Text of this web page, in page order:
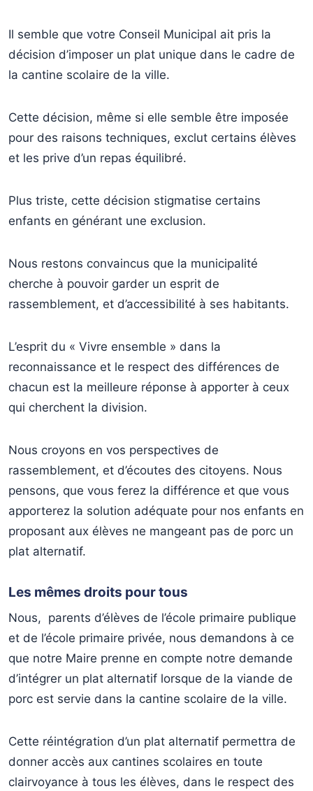
Il semble que votre Conseil Municipal ait pris la
décision d’imposer un plat unique dans le cadre de
la cantine scolaire de la ville.
Cette décision, même si elle semble être imposée
pour des raisons techniques, exclut certains élèves
et les prive d’un repas équilibré.
Plus triste, cette décision stigmatise certains
enfants en générant une exclusion.
Nous restons convaincus que la municipalité
cherche à pouvoir garder un esprit de
rassemblement, et d’accessibilité à ses habitants.
L’esprit du « Vivre ensemble » dans la
reconnaissance et le respect des différences de
chacun est la meilleure réponse à apporter à ceux
qui cherchent la division.
Nous croyons en vos perspectives de
rassemblement, et d’écoutes des citoyens. Nous
pensons, que vous ferez la différence et que vous
apporterez la solution adéquate pour nos enfants en
proposant aux élèves ne mangeant pas de porc un
plat alternatif.
Les mêmes droits pour tous
Nous, parents d’élèves de l’école primaire publique
et de l’école primaire privée, nous demandons à ce
que notre Maire prenne en compte notre demande
d’intégrer un plat alternatif lorsque de la viande de
porc est servie dans la cantine scolaire de la ville.
Cette réintégration d’un plat alternatif permettra de
donner accès aux cantines scolaires en toute
clairvoyance à tous les élèves, dans le respect des